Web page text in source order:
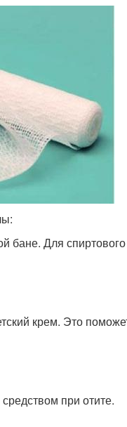
бане. Для
крем. Это
при отите.